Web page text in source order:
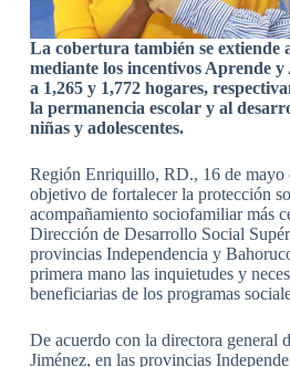
La cobertura también se extiende
mediante los incentivos Aprende y
a 1,265 y 1,772 hogares,
la permanencia escolar y al
niñas y adolescentes.
Región Enriquillo, RD., 16 de mayo
objetivo de fortalecer la protección
acompañamiento sociofamiliar más
Dirección de Desarrollo Social
provincias Independencia y
primera mano las inquietudes y
beneficiarias de los programas
De acuerdo con la directora general
Jiménez, en las provincias